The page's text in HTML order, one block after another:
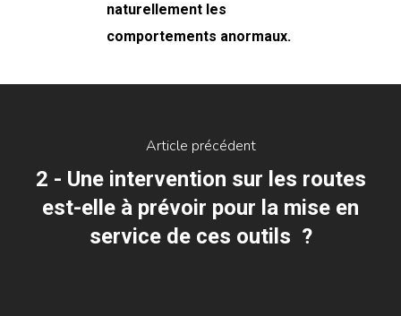
naturellement les
comportements anormaux.
Article précédent
2 - Une intervention sur les routes
est-elle à prévoir pour la mise en
service de ces outils ?